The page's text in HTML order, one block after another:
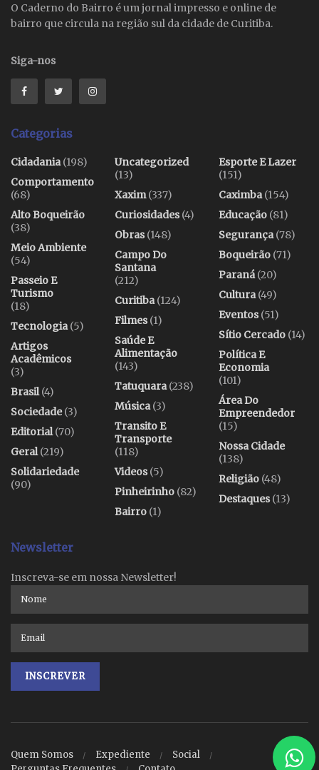
O Caderno do Bairro é um jornal impresso e online de
bairro que circula na região sul da cidade de Curitiba.
Siga-nos
Categorias
Cidadania(198)
Comportamento
(68)
Alto Boqueirão
(38)
Meio Ambiente
(54)
Passeio E
Turismo
(18)
Tecnologia(5)
Artigos
Acadêmicos
(3)
Brasil (4)
Sociedade(3)
Editorial (70)
Geral (219)
Solidariedade
(90)
Uncategorized
(13)
Xaxim(337)
Curiosidades(4)
Obras(148)
Campo Do
Santana
(212)
Curitiba(124)
Filmes(1)
Saúde E
Alimentação
(143)
Tatuquara(238)
Música(3)
Transito E
Transporte
(118)
Videos(5)
Pinheirinho (82)
Bairro (1)
Esporte E Lazer
(151)
Caximba(154)
Educação (81)
Segurança(78)
Boqueirão (71)
Paraná(20)
Cultura(49)
Eventos(51)
Sítio Cercado (14)
Política E
Economia
(101)
Área Do
Empreendedor
(15)
Nossa Cidade
(138)
Religião (48)
Destaques(13)
Newsletter
Inscreva-se em nossa Newsletter!
Quem Somos Expediente
Social